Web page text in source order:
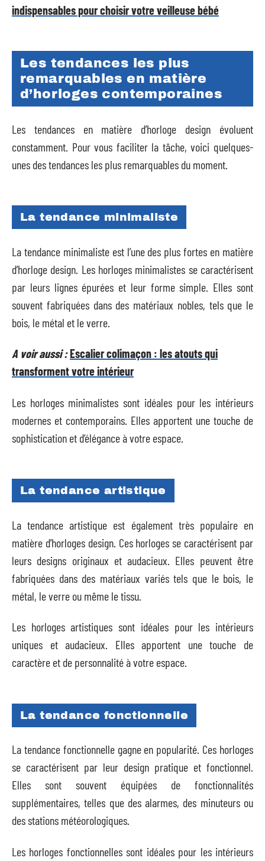
indispensables pour choisir votre veilleuse bébé
Les tendances les plus
remarquables en matière
d’horloges contemporaines
Les tendances en matière d’horloge design évoluent
constamment. Pour vous faciliter la tâche, voici quelques-
unes des tendances les plus remarquables du moment.
La tendance minimaliste
La tendance minimaliste est l’une des plus fortes en matière
d’horloge design. Les horloges minimalistes se caractérisent
par leurs lignes épurées et leur forme simple. Elles sont
souvent fabriquées dans des matériaux nobles, tels que le
bois, le métal et le verre.
A voir aussi :Escalier colimaçon : les atouts qui
transforment votre intérieur
Les horloges minimalistes sont idéales pour les intérieurs
modernes et contemporains. Elles apportent une touche de
sophistication et d’élégance à votre espace.
La tendance artistique
La tendance artistique est également très populaire en
matière d’horloges design. Ces horloges se caractérisent par
leurs designs originaux et audacieux. Elles peuvent être
fabriquées dans des matériaux variés tels que le bois, le
métal, le verre ou même le tissu.
Les horloges artistiques sont idéales pour les intérieurs
uniques et audacieux. Elles apportent une touche de
caractère et de personnalité à votre espace.
La tendance fonctionnelle
La tendance fonctionnelle gagne en popularité. Ces horloges
se caractérisent par leur design pratique et fonctionnel.
Elles sont souvent équipées de fonctionnalités
supplémentaires, telles que des alarmes, des minuteurs ou
des stations météorologiques.
Les horloges fonctionnelles sont idéales pour les intérieurs